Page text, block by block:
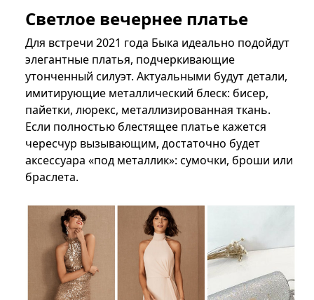
Светлое вечернее платье
Для встречи 2021 года Быка идеально подойдут
элегантные платья, подчеркивающие
утонченный силуэт. Актуальными будут детали,
имитирующие металлический блеск: бисер,
пайетки, люрекс, металлизированная ткань.
Если полностью блестящее платье кажется
чересчур вызывающим, достаточно будет
аксессуара «под металлик»: сумочки, броши или
браслета.